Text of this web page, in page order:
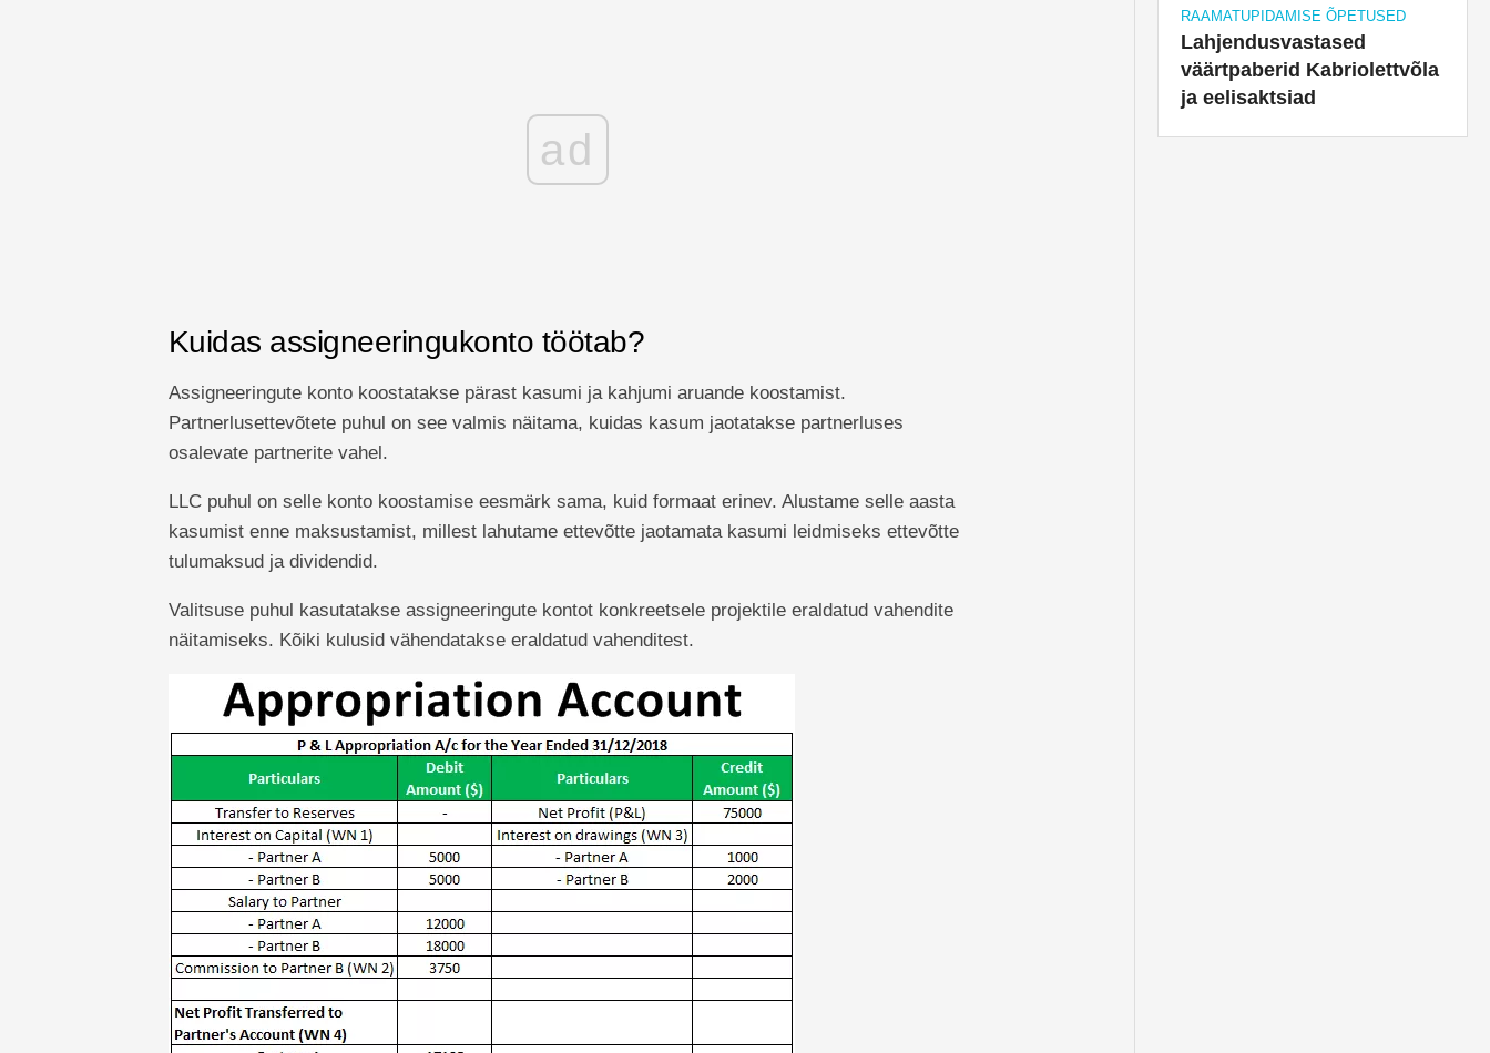
ad
Kuidas assigneeringukonto töötab?
Assigneeringute konto koostatakse pärast kasumi ja kahjumi aruande koostamist.
Partnerlusettevõtete puhul on see valmis näitama, kuidas kasum jaotatakse partnerluses
osalevate partnerite vahel.
LLC puhul on selle konto koostamise eesmärk sama, kuid formaat erinev. Alustame selle aasta
kasumist enne maksustamist, millest lahutame ettevõtte jaotamata kasumi leidmiseks ettevõtte
tulumaksud ja dividendid.
Valitsuse puhul kasutatakse assigneeringute kontot konkreetsele projektile eraldatud vahendite
näitamiseks. Kõiki kulusid vähendatakse eraldatud vahenditest.
RAAMATUPIDAMISE ÕPETUSED
Lahjendusvastased
väärtpaberid Kabriolettvõla
ja eelisaktsiad